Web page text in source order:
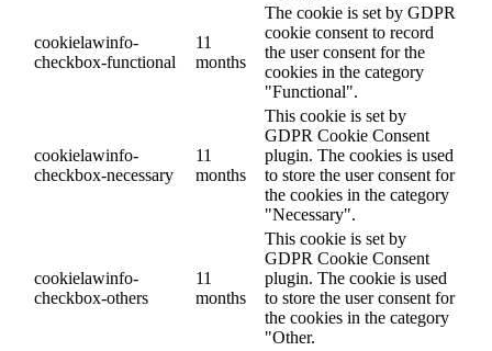
cookielawinfo-
checkbox-functional
11
months
The cookie is set by GDPR
cookie consent to record
the user consent for the
cookies in the category
"Functional".
cookielawinfo-
checkbox-necessary
11
months
This cookie is set by
GDPR Cookie Consent
plugin. The cookies is used
to store the user consent for
the cookies in the category
"Necessary".
cookielawinfo-
checkbox-others
11
months
This cookie is set by
GDPR Cookie Consent
plugin. The cookie is used
to store the user consent for
the cookies in the category
"Other.